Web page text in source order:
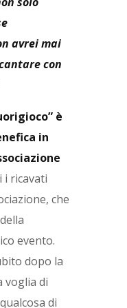
avrei mai
con
è
in
i ricavati
che
evento.
dopo la
voglia di
di